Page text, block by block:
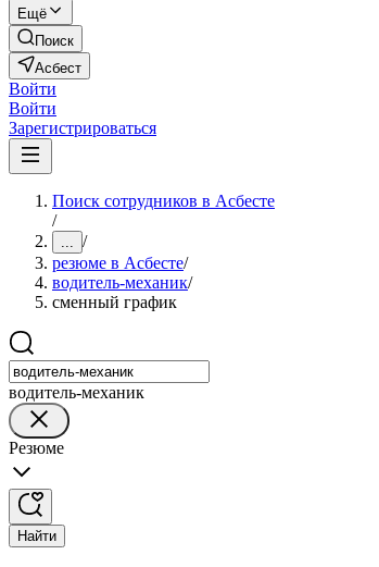
Ещё
Поиск
Асбест
Войти
Войти
Зарегистрироваться
Поиск сотрудников в Асбесте
/
... /
резюме в Асбесте/
водитель-механик/
сменный график
водитель-механик
Резюме
Найти